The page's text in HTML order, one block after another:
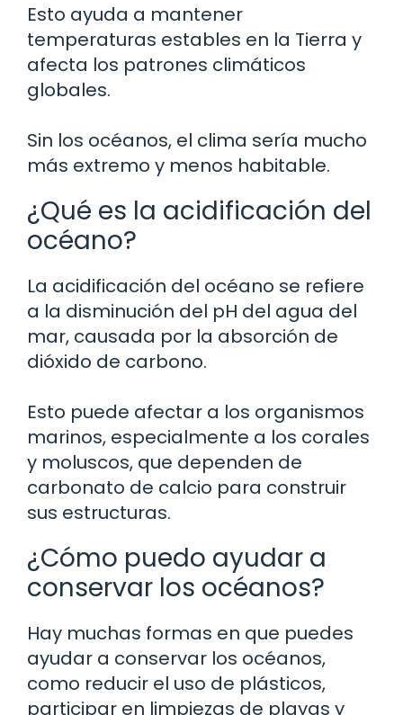
Esto ayuda a mantener
temperaturas estables en la Tierra y
afecta los patrones climáticos
globales.
Sin los océanos, el clima sería mucho
más extremo y menos habitable.
¿Qué es la acidificación del
océano?
La acidificación del océano se refiere
a la disminución del pH del agua del
mar, causada por la absorción de
dióxido de carbono.
Esto puede afectar a los organismos
marinos, especialmente a los corales
y moluscos, que dependen de
carbonato de calcio para construir
sus estructuras.
¿Cómo puedo ayudar a
conservar los océanos?
Hay muchas formas en que puedes
ayudar a conservar los océanos,
como reducir el uso de plásticos,
participar en limpiezas de playas y